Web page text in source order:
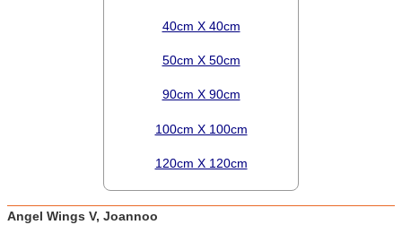
40cm X 40cm
50cm X 50cm
90cm X 90cm
100cm X 100cm
120cm X 120cm
Angel Wings V, Joannoo